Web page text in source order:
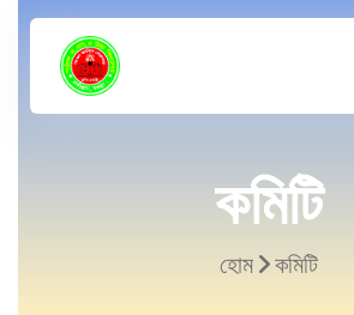
কমিটি
হোম কমিটি